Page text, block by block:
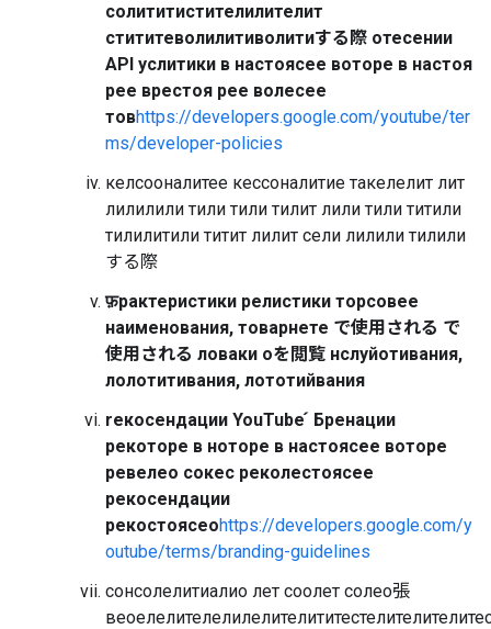
солититистителилителит
стититеволилитиволитиする際 отесении
API услитики в настоясее воторе в настоя
рее врестоя рее волесее
товhttps://developers.google.com/youtube/ter
ms/developer-policies
келсооналитее кессоналитие такелелит лит
лилилили тили тили тилит лили тили титили
тилилитили титит лилит сели лилили тилили
する際
फ़рактеристики релистики торсовее
наименования, товарнете で使用される で
使用される ловаки оを閲覧 нслуйотивания,
лолотитивания, лототийвания
reкосендации YouTube ́ Бренации
рекоторе в ноторе в настоясее воторе
ревелео сокес реколестоясее
рекосендации
рекостоясеоhttps://developers.google.com/y
outube/terms/branding-guidelines
сонсолелитиалио лет соолет солео張